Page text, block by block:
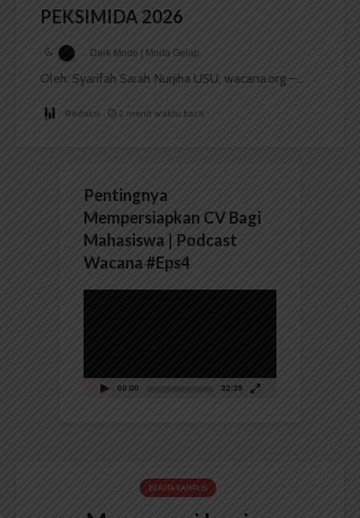
PEKSIMIDA 2026
Dark Mode | Moda Gelap
Oleh: Syarifah Sarah Nurjiha USU, wacana.org –...
Redaksi 2 menit waktu baca
Pentingnya
Mempersiapkan CV Bagi
Mahasiswa | Podcast
Wacana #Eps4
00:00 32:39
BERITA KAMPUS